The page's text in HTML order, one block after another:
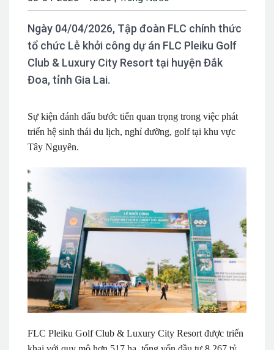
Ngày 04/04/2026, Tập đoàn FLC chính thức
tổ chức Lễ khởi công dự án FLC Pleiku Golf
Club & Luxury City Resort tại huyện Đắk
Đoa, tỉnh Gia Lai.
Sự kiện đánh dấu bước tiến quan trọng trong việc phát
triển hệ sinh thái du lịch, nghỉ dưỡng, golf tại khu vực
Tây Nguyên.
FLC Pleiku Golf Club & Luxury City Resort được triển